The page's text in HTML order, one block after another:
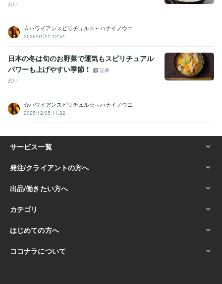
占い
☆ハワイアンスピリチュル☆～ハナイノウエ
2026/01/11 12:51
日本の冬は旬のお野菜で運気もスピリチュアル
パワーも上げやすい季節！
記事
占い
☆ハワイアンスピリチュル☆～ハナイノウエ
2025/12/05 11:22